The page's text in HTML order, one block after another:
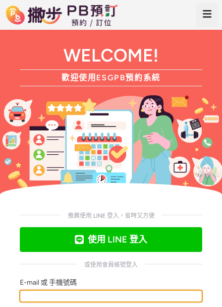
WELCOME!
歡迎使用ESGPB預約系統
推薦使用 LINE 登入，省時又方便
使用 LINE 登入
或使用會員帳號登入
E-mail 或 手機號碼